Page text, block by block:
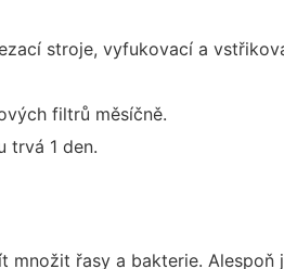
stroje, vyfukovací a
filtrů měsíčně.
trvá 1 den.
řasy a bakterie.